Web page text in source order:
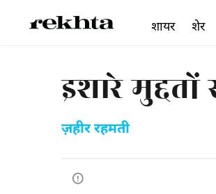
इशारे
ज़हीर रहमती
शायर शेर